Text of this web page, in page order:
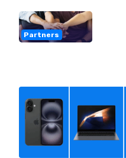
Partners